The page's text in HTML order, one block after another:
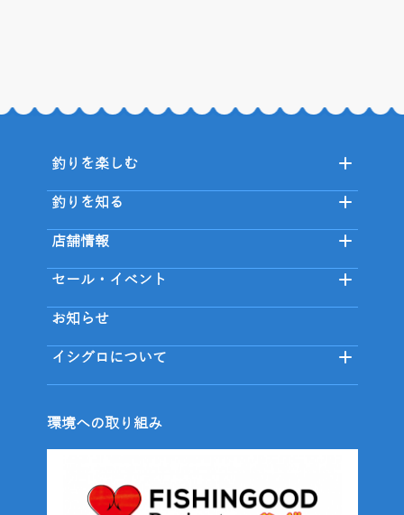
釣りを楽しむ
釣りを知る
店舗情報
セール・イベント
お知らせ
イシグロについて
環境への取り組み